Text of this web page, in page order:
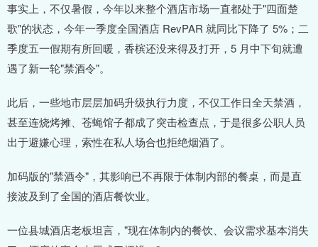
事实上，不仅暑假，今年以来整个酒店市场一直都处于"四面楚
歌"的状态，今年一季度全国酒店 RevPAR 就同比下降了 5%；二
季度五一假期有所回暖，香槟还没来得及打开，5 月中下旬就遭
遇了新一轮"禁酒令"。
此后，一些地市层层加码升级执行力度，不仅工作日全天禁酒，
甚至连烧烤摊、苍蝇馆子都成了突击检查点，于是很多公职人员
出于避嫌心理，索性在私人场合也拒绝烟酒了。
加码版的"禁酒令"，其影响已不再限于体制内部的餐桌，而是直
接波及到了全国的酒店餐饮业。
一位县城酒店老板坦言，"现在体制内的餐饮、会议需求基本消失